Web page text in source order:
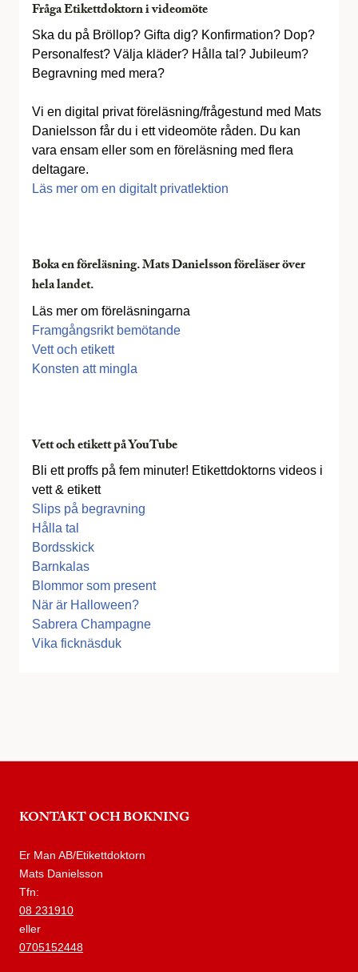
Fråga Etikettdoktorn i videomöte
Ska du på Bröllop? Gifta dig? Konfirmation? Dop?
Personalfest? Välja kläder? Hålla tal? Jubileum?
Begravning med mera?
Vi en digital privat föreläsning/frågestund med Mats
Danielsson får du i ett videomöte råden. Du kan
vara ensam eller som en föreläsning med flera
deltagare.
Läs mer om en digitalt privatlektion
Boka en föreläsning. Mats Danielsson föreläser över
hela landet.
Läs mer om föreläsningarna
Framgångsrikt bemötande
Vett och etikett
Konsten att mingla
Vett och etikett på YouTube
Bli ett proffs på fem minuter! Etikettdoktorns videos i
vett & etikett
Slips på begravning
Hålla tal
Bordsskick
Barnkalas
Blommor som present
När är Halloween?
Sabrera Champagne
Vika ficknäsduk
KONTAKT OCH BOKNING
Er Man AB/Etikettdoktorn
Mats Danielsson
Tfn:
08 231910
eller
0705152448